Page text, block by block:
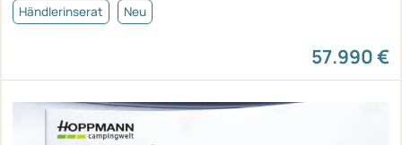
Händlerinserat Neu
57.990 €